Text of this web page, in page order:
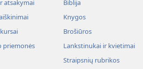
atsakymai
priemonės
Biblija
Knygos
Brošiūros
Lankstinukai ir kvietimai
Straipsnių rubrikos